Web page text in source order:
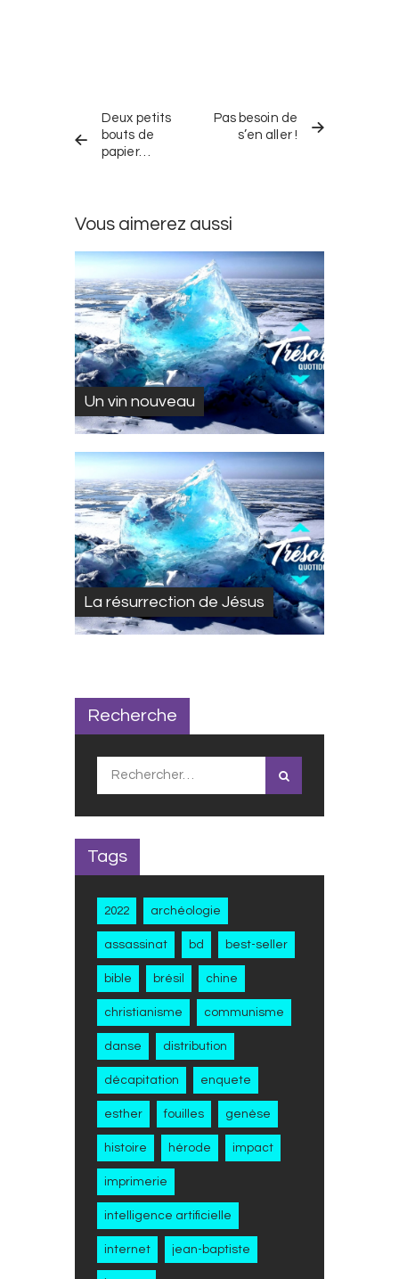
dans
les
QUOTIDIEN
PRÉCÉDENT
Deux petits
bouts de
papier…
QUOTIDIEN
SUIVANT
Pas besoin de
s’en aller !
Vous aimerez aussi
Un vin nouveau
La résurrection de Jésus
Recherche
Rechercher :
Tags
2022 archéologie
assassinat bd best-seller
bible brésil chine
christianisme communisme
danse distribution
décapitation enquete
esther fouilles genèse
histoire hérode impact
imprimerie
intelligence artificielle
internet jean-baptiste